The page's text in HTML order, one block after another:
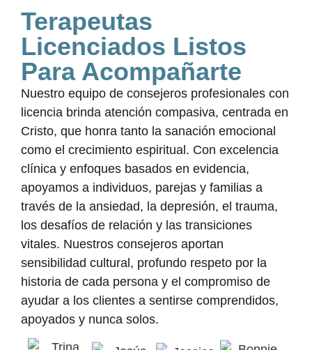
Terapeutas
Licenciados Listos
Para Acompañarte
Nuestro equipo de consejeros profesionales con
licencia brinda atención compasiva, centrada en
Cristo, que honra tanto la sanación emocional
como el crecimiento espiritual. Con excelencia
clínica y enfoques basados en evidencia,
apoyamos a individuos, parejas y familias a
través de la ansiedad, la depresión, el trauma,
los desafíos de relación y las transiciones
vitales. Nuestros consejeros aportan
sensibilidad cultural, profundo respeto por la
historia de cada persona y el compromiso de
ayudar a los clientes a sentirse comprendidos,
apoyados y nunca solos.